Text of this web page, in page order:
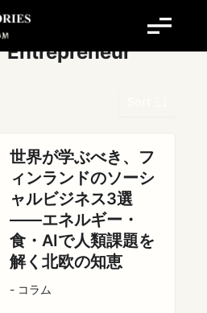
Entrepreneur
世界が学ぶべき、フ
ィンランドのソーシ
ャルビジネス3選
――エネルギー・
食・AIで人類課題を
解く北欧の知恵
- コラム